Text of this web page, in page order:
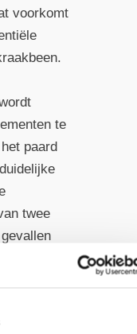
voorkomt
te
paard
twee